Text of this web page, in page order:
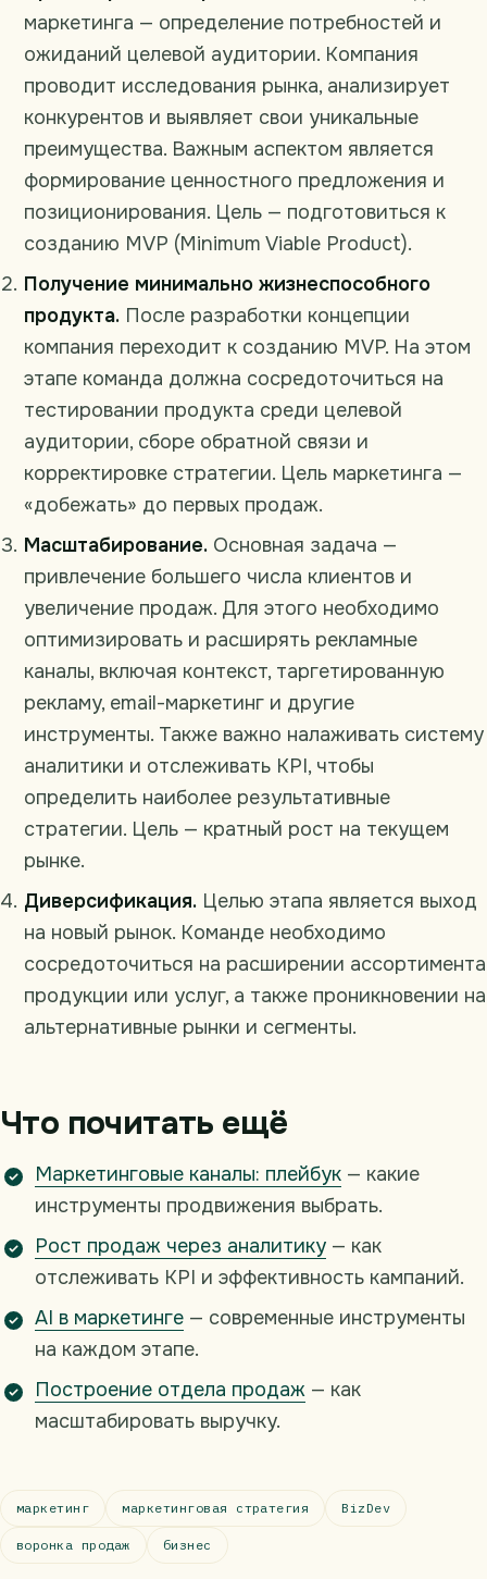
маркетинга — определение потребностей и
ожиданий целевой аудитории. Компания
проводит исследования рынка, анализирует
конкурентов и выявляет свои уникальные
преимущества. Важным аспектом является
формирование ценностного предложения и
позиционирования. Цель — подготовиться к
созданию MVP (Minimum Viable Product).
Получение минимально жизнеспособного
продукта. После разработки концепции
компания переходит к созданию MVP. На этом
этапе команда должна сосредоточиться на
тестировании продукта среди целевой
аудитории, сборе обратной связи и
корректировке стратегии. Цель маркетинга —
«добежать» до первых продаж.
Масштабирование. Основная задача —
привлечение большего числа клиентов и
увеличение продаж. Для этого необходимо
оптимизировать и расширять рекламные
каналы, включая контекст, таргетированную
рекламу, email-маркетинг и другие
инструменты. Также важно налаживать систему
аналитики и отслеживать KPI, чтобы
определить наиболее результативные
стратегии. Цель — кратный рост на текущем
рынке.
Диверсификация. Целью этапа является выход
на новый рынок. Команде необходимо
сосредоточиться на расширении ассортимента
продукции или услуг, а также проникновении на
альтернативные рынки и сегменты.
Что почитать ещё
Маркетинговые каналы: плейбук — какие
инструменты продвижения выбрать.
Рост продаж через аналитику — как
отслеживать KPI и эффективность кампаний.
AI в маркетинге — современные инструменты
на каждом этапе.
Построение отдела продаж — как
масштабировать выручку.
маркетинг маркетинговая стратегия BizDev
воронка продаж бизнес